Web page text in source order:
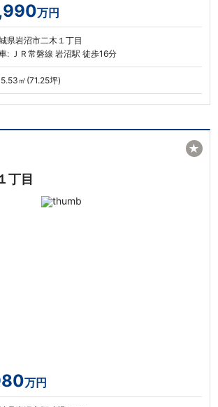
万円
県岩沼市二木１丁目
: ＪＲ常磐線 岩沼駅 徒歩16分
㎡(71.25坪)
丁目
万円
★